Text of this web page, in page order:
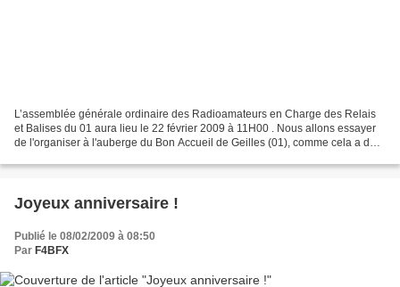
L’assemblée générale ordinaire des Radioamateurs en Charge des Relais
et Balises du 01 aura lieu le 22 février 2009 à 11H00 . Nous allons essayer
de l'organiser à l'auberge du Bon Accueil de Geilles (01), comme cela a déjà
Joyeux anniversaire !
Publié le 08/02/2009 à 08:50
Par F4BFX